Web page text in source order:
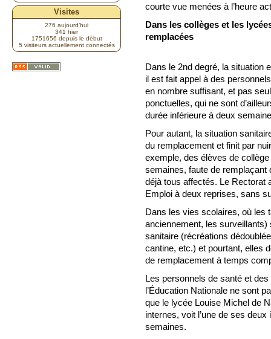
courte vue menées à l’heure
Dans les collèges et les
remplacées
Dans le 2nd degré, la situation
il est fait appel à des
en nombre suffisant, et pas
ponctuelles, qui ne sont
durée inférieure à deux
Pour autant, la situation
du remplacement et finit par
exemple, des élèves de
semaines, faute de remplaçant
déjà tous affectés. Le Rectorat
Emploi à deux reprises, sans
Dans les vies scolaires, où les
anciennement, les surveillants)
sanitaire (récréations
cantine, etc.) et pourtant, elles
de remplacement à temps
Les personnels de santé et
l’Éducation Nationale ne sont
que le lycée Louise Michel de
internes, voit l’une de ses
semaines.
Visites
276 aujourd’hui
341 hier
1751656 depuis le début
5 visiteurs actuellement connectés